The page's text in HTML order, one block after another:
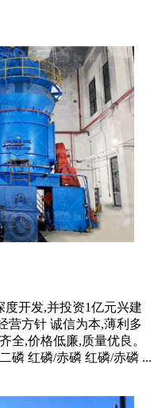
开发,并投资1亿元兴建
营方针 诚信为本,薄利多
全,价格低廉,质量优良。
磷 红磷/赤磷 红磷/赤磷 ...